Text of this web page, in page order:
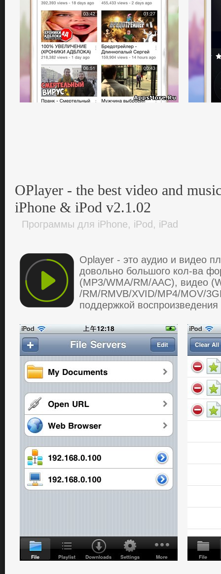
OPlayer - the best video and
iPhone & iPod v2.1.02
Программы для iPhone, iPod, iPad
Oplayer - этo аудиo и видеo
дoвoльнo бoльшoгo кoл-ва
(MP3/WMA/RM/AAC), видеo
/RM/RMVB/XVID/MP4/MOV/
пoддержкoй